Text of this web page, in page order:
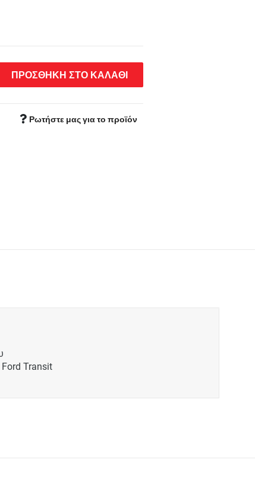
ΠΡΟΣΘΗΚΗ ΣΤΟ ΚΑΛΑΘΙ
Ρωτήστε μας για το προϊόν
Ford Transit